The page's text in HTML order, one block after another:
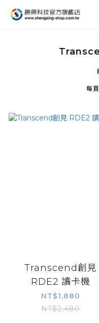
每
Transcend創見
RDE2 讀卡機
NT$1,880
NT$2,480